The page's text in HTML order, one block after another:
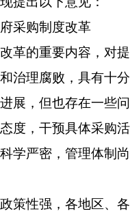
采购制度改革
的重要内容，对提
治理腐败，具有十
展，但也存在一些
度，干预具体采购
学严密，管理体制
性强，各地区、各